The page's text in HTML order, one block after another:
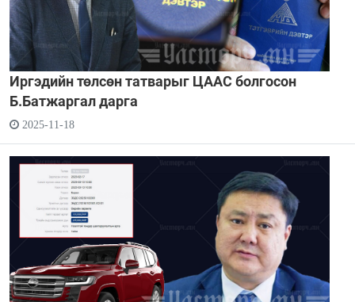
Иргэдийн төлсөн татварыг ЦААС болгосон
Б.Батжаргал дарга
2025-11-18